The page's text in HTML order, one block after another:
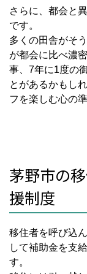
さらに、都会と
です。
多くの田舎がそ
が都会に比べ濃
事、7年に1度の
とがあるかもし
フを楽しむ心の
茅野市の
援制度
移住者を呼び込
して補助金を支
す。